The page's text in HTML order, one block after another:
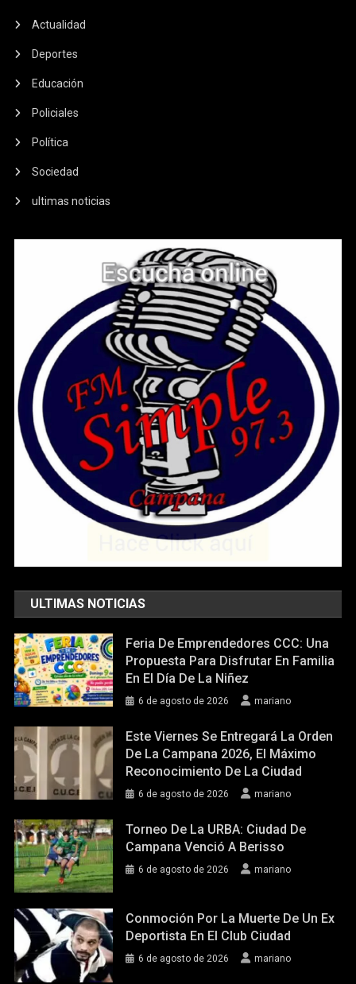
Actualidad
Deportes
Educación
Policiales
Política
Sociedad
ultimas noticias
ULTIMAS NOTICIAS
Feria De Emprendedores CCC: Una
Propuesta Para Disfrutar En Familia
En El Día De La Niñez
6 de agosto de 2026 mariano
Este Viernes Se Entregará La Orden
De La Campana 2026, El Máximo
Reconocimiento De La Ciudad
6 de agosto de 2026 mariano
Torneo De La URBA: Ciudad De
Campana Venció A Berisso
6 de agosto de 2026 mariano
Conmoción Por La Muerte De Un Ex
Deportista En El Club Ciudad
6 de agosto de 2026 mariano